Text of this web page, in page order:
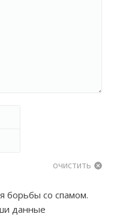
очистить
борьбы со спамом.
данные